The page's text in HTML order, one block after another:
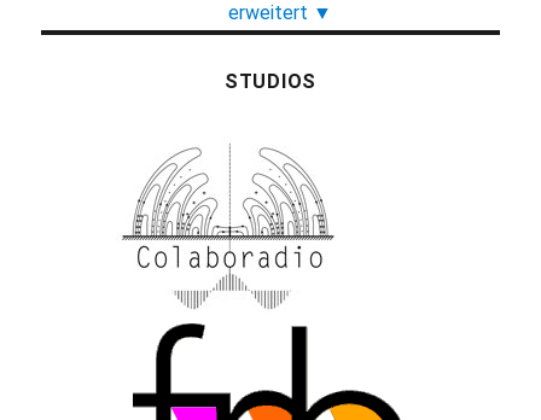
erweitert ▼
STUDIOS